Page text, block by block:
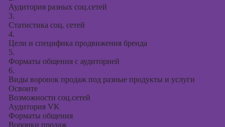
Аудитория разных соц.сетей
3.
Статистика соц. сетей
4.
Цели и специфика продвижения бренда
5.
Форматы общения с аудиторией
6.
Виды воронок продаж под разные продукты и услуги
Освоите
Возможности соц.сетей
Аудитория VK
Форматы общения
Воронки продаж